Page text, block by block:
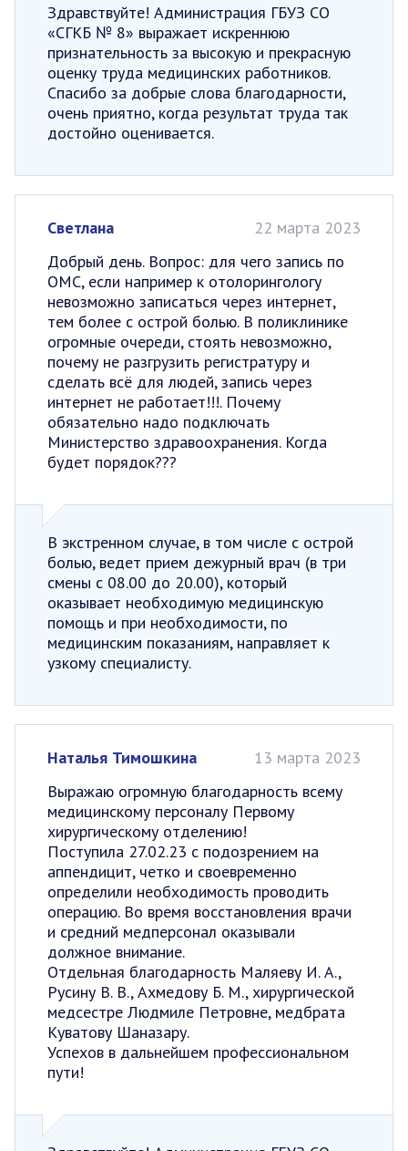
Здравствуйте! Администрация ГБУЗ СО
«СГКБ № 8» выражает искреннюю
признательность за высокую и прекрасную
оценку труда медицинских работников.
Спасибо за добрые слова благодарности,
очень приятно, когда результат труда так
достойно оценивается.
Светлана
22 марта 2023
Добрый день. Вопрос: для чего запись по
ОМС, если например к отолорингологу
невозможно записаться через интернет,
тем более с острой болью. В поликлинике
огромные очереди, стоять невозможно,
почему не разгрузить регистратуру и
сделать всё для людей, запись через
интернет не работает!!!. Почему
обязательно надо подключать
Министерство здравоохранения. Когда
будет порядок???
В экстренном случае, в том числе с острой
болью, ведет прием дежурный врач (в три
смены с 08.00 до 20.00), который
оказывает необходимую медицинскую
помощь и при необходимости, по
медицинским показаниям, направляет к
узкому специалисту.
Наталья Тимошкина
13 марта 2023
Выражаю огромную благодарность всему
медицинскому персоналу Первому
хирургическому отделению!
Поступила 27.02.23 с подозрением на
аппендицит, четко и своевременно
определили необходимость проводить
операцию. Во время восстановления врачи
и средний медперсонал оказывали
должное внимание.
Отдельная благодарность Маляеву И. А.,
Русину В. В., Ахмедову Б. М., хирургической
медсестре Людмиле Петровне, медбрата
Куватову Шаназару.
Успехов в дальнейшем профессиональном
пути!